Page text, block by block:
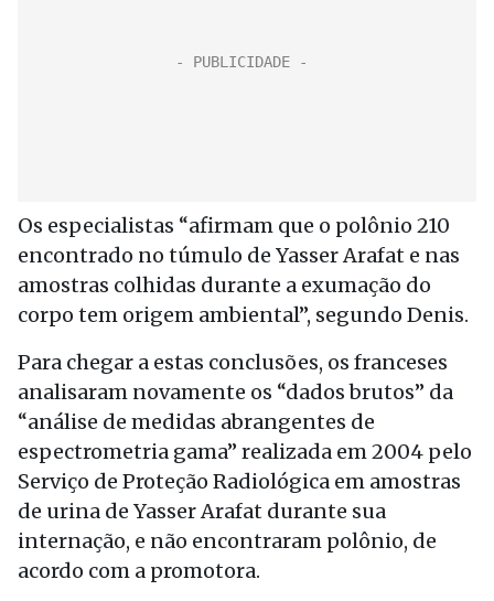
Os especialistas “afirmam que o polônio 210
encontrado no túmulo de Yasser Arafat e nas
amostras colhidas durante a exumação do
corpo tem origem ambiental”, segundo Denis.
Para chegar a estas conclusões, os franceses
analisaram novamente os “dados brutos” da
“análise de medidas abrangentes de
espectrometria gama” realizada em 2004 pelo
Serviço de Proteção Radiológica em amostras
de urina de Yasser Arafat durante sua
internação, e não encontraram polônio, de
acordo com a promotora.